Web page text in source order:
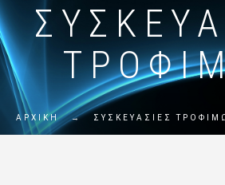
ΑΡΧΙΚΗ → ΣΥΣΚΕΥΑΣΙΕΣ